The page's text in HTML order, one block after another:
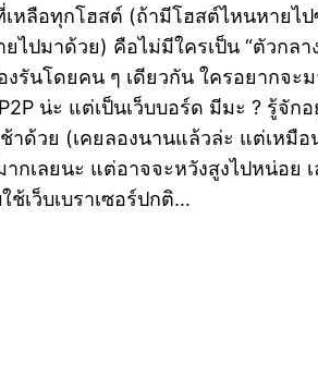
หลือทุกโฮสต์ (ถ้ามีโฮสต์ไหนหายไ
ปมาด้วย) คือไม่มีใครเป็น “ตัวกลา
รันโดยคน ๆ เดียวกัน ใครอยากจะ
น่ะ แต่เป็นเว็บบอร์ด มีมะ ? รู้จัก
าด้วย (เคยลองนานแล้วล่ะ แต่เหมื
กเลยนะ แต่อาจจะหวังสูงไปหน่อย เ
ช้เว็บเบราเซอร์ปกติ…